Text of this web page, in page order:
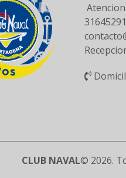
CLUB NAVAL© 2026.